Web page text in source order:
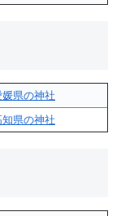
媛県の神社
知県の神社